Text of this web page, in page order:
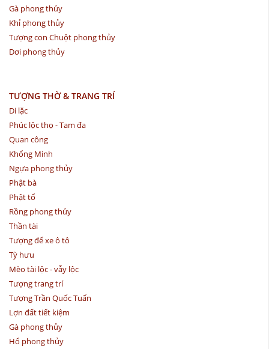
Gà phong thủy
Khỉ phong thủy
Tượng con Chuột phong thủy
Dơi phong thủy
TƯỢNG THỜ & TRANG TRÍ
Di lặc
Phúc lộc thọ - Tam đa
Quan công
Khổng Minh
Ngựa phong thủy
Phật bà
Phật tổ
Rồng phong thủy
Thần tài
Tượng để xe ô tô
Tỳ hưu
Mèo tài lộc - vẫy lộc
Tượng trang trí
Tượng Trần Quốc Tuấn
Lợn đất tiết kiệm
Gà phong thủy
Hổ phong thủy